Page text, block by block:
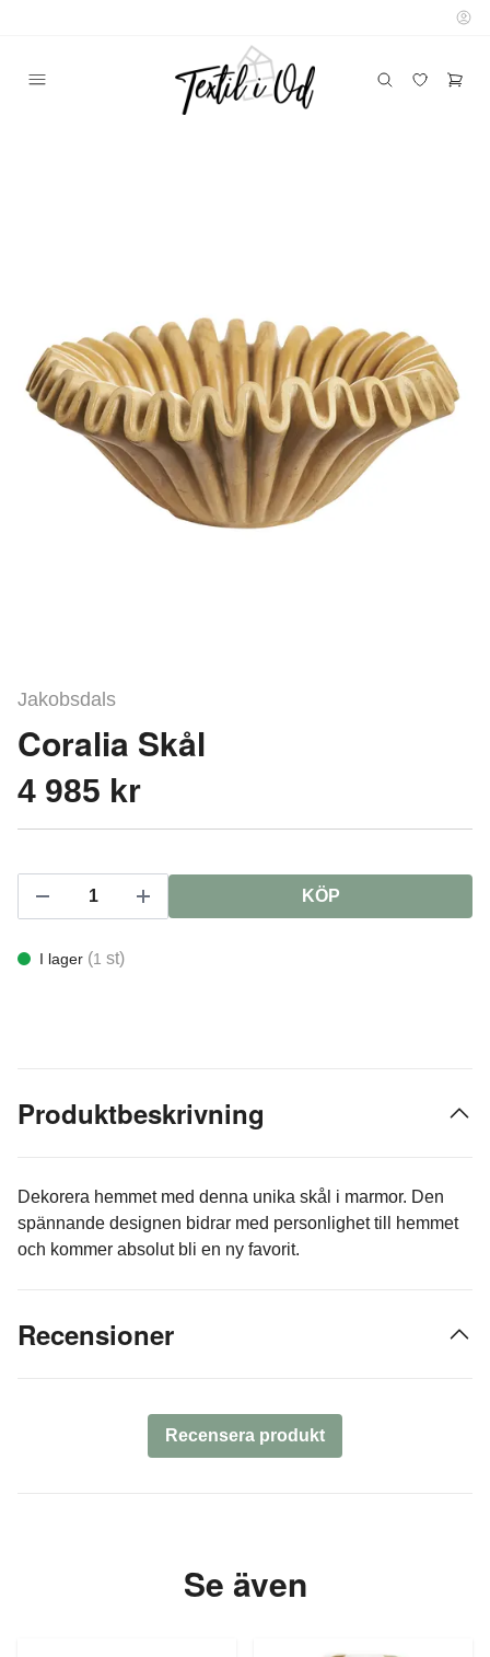
Jakobsdals
Coralia Skål
4 985 kr
KÖP
I lager (1 st)
Produktbeskrivning
Dekorera hemmet med denna unika skål i marmor. Den
spännande designen bidrar med personlighet till hemmet
och kommer absolut bli en ny favorit.
Recensioner
Recensera produkt
Se även